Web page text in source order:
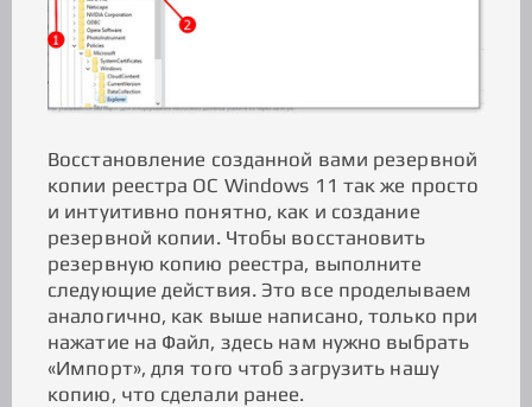
Восстановление созданной вами резервной
копии реестра ОС Windows 11 так же просто
и интуитивно понятно, как и создание
резервной копии. Чтобы восстановить
резервную копию реестра, выполните
следующие действия. Это все проделываем
аналогично, как выше написано, только при
нажатие на Файл, здесь нам нужно выбрать
«Импорт», для того чтоб загрузить нашу
копию, что сделали ранее.